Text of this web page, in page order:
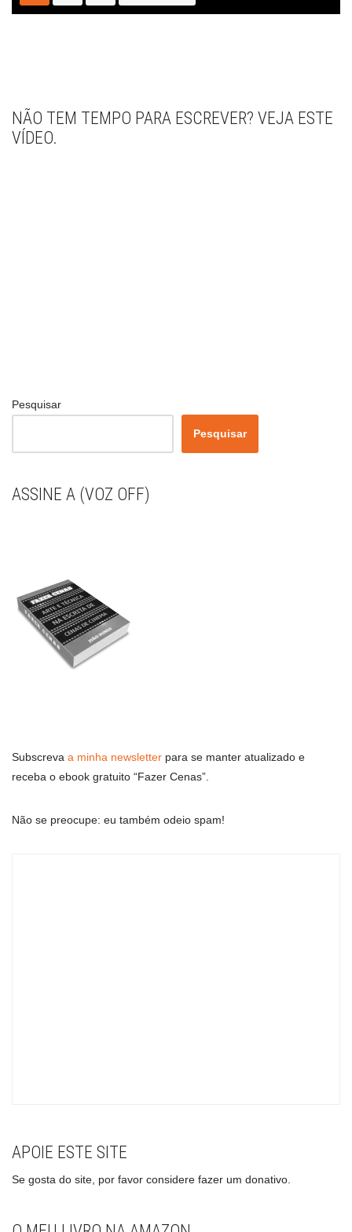
NÃO TEM TEMPO PARA ESCREVER? VEJA ESTE
VÍDEO.
Pesquisar
Pesquisar
ASSINE A (VOZ OFF)
Subscreva a minha newsletter para se manter atualizado e
receba o ebook gratuito “Fazer Cenas”.
Não se preocupe: eu também odeio spam!
APOIE ESTE SITE
Se gosta do site, por favor considere fazer um donativo.